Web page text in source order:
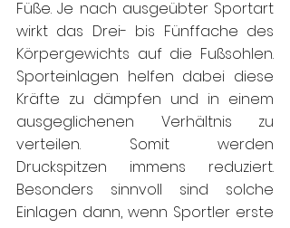
Füße. Je nach ausgeübter Sportart
wirkt das Drei- bis Fünffache des
Körpergewichts auf die Fußsohlen.
Sporteinlagen helfen dabei diese
Kräfte zu dämpfen und in einem
ausgeglichenen Verhältnis zu
verteilen. Somit werden
Druckspitzen immens reduziert.
Besonders sinnvoll sind solche
Einlagen dann, wenn Sportler erste